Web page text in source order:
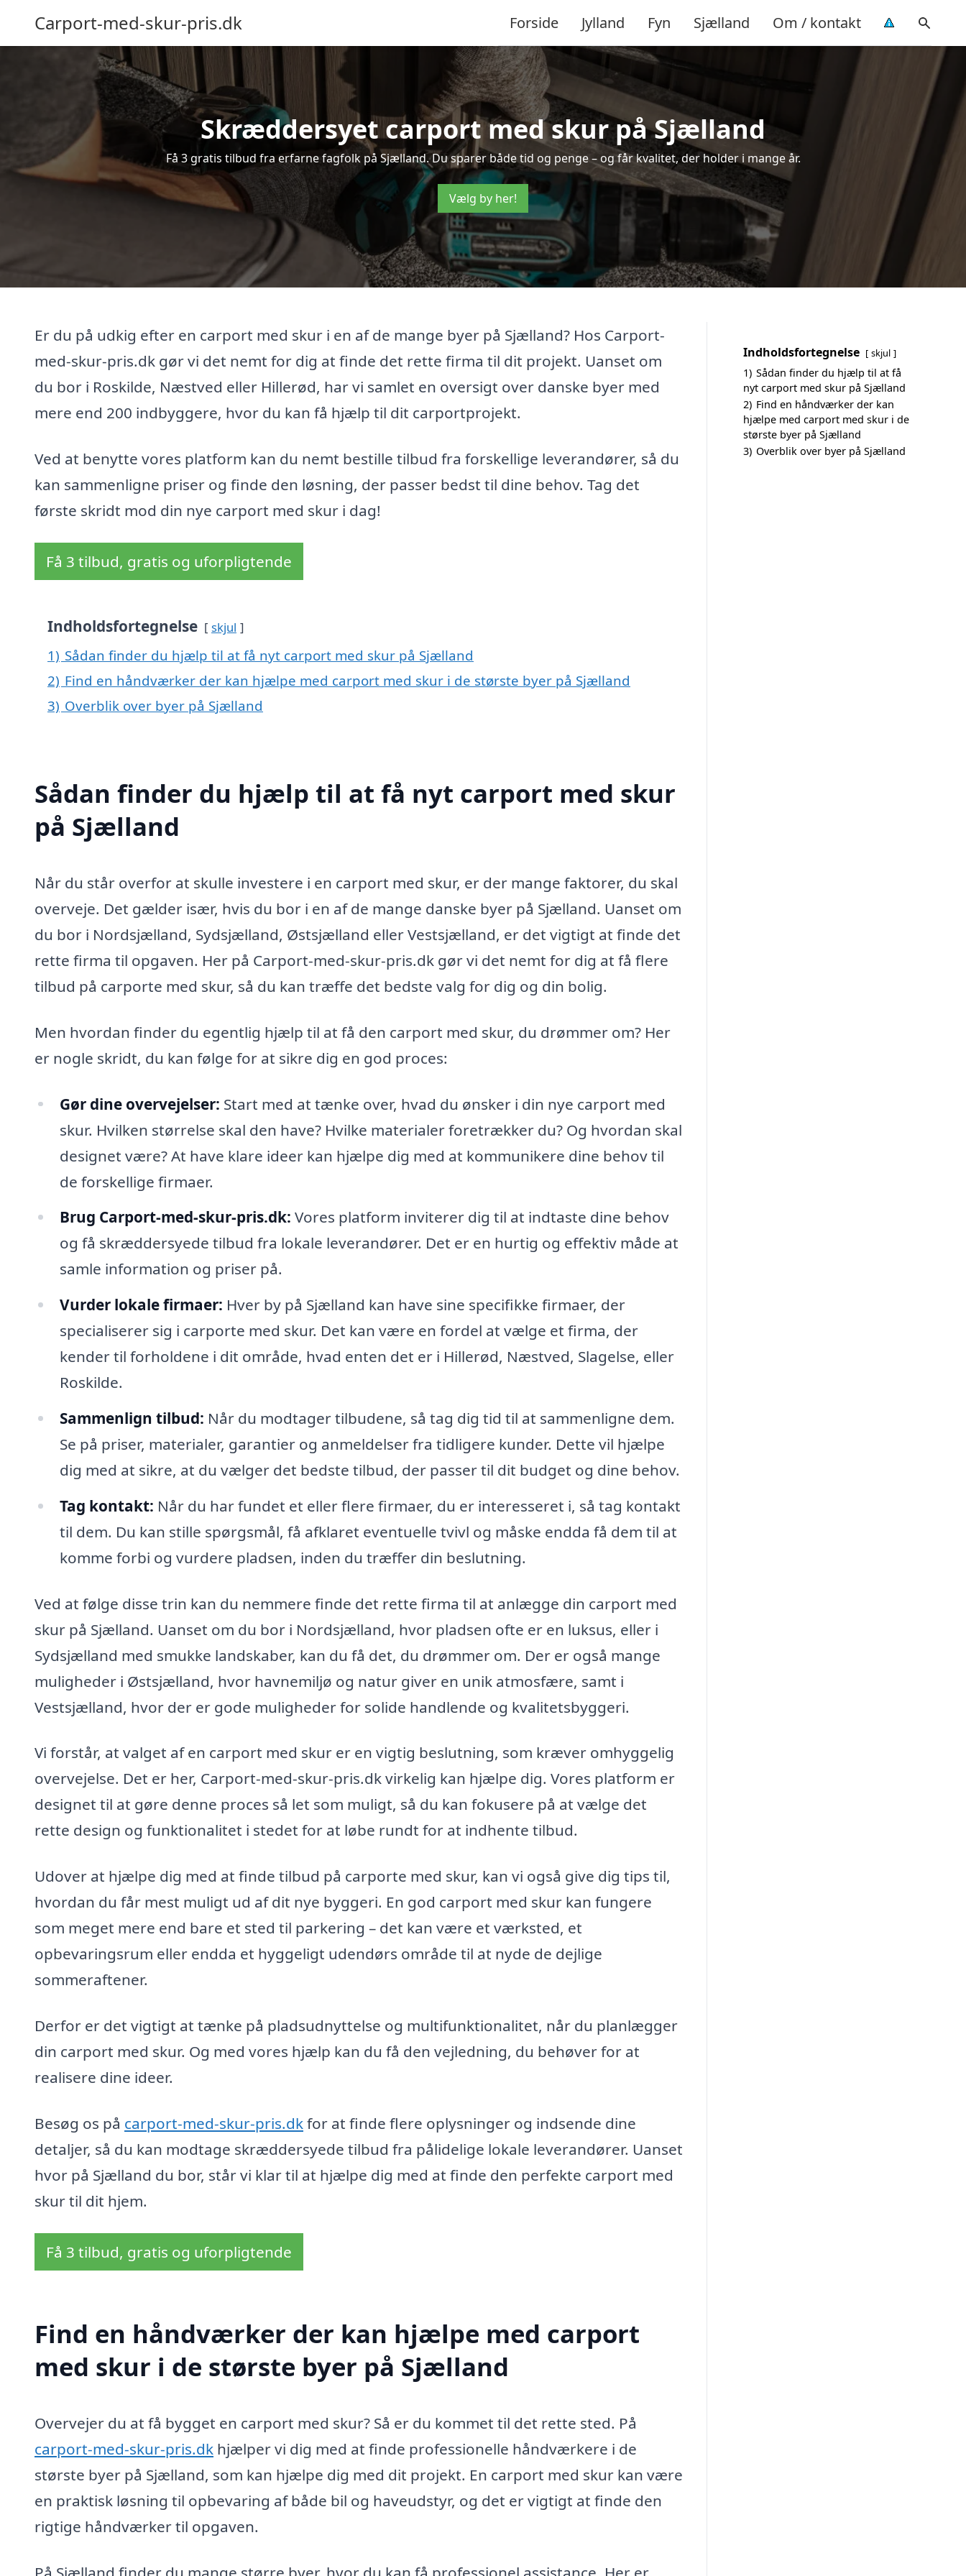
Carport-med-skur-pris.dk Forside Jylland Fyn Sjælland Om / kontakt
Skræddersyet carport med skur på Sjælland
Få 3 gratis tilbud fra erfarne fagfolk på Sjælland. Du sparer både tid og penge – og får kvalitet, der holder i mange år.
Vælg by her!
Er du på udkig efter en carport med skur i en af de mange byer på Sjælland? Hos Carport-
med-skur-pris.dk gør vi det nemt for dig at finde det rette firma til dit projekt. Uanset om
du bor i Roskilde, Næstved eller Hillerød, har vi samlet en oversigt over danske byer med
mere end 200 indbyggere, hvor du kan få hjælp til dit carportprojekt.
Ved at benytte vores platform kan du nemt bestille tilbud fra forskellige leverandører, så du
kan sammenligne priser og finde den løsning, der passer bedst til dine behov. Tag det
første skridt mod din nye carport med skur i dag!
Få 3 tilbud, gratis og uforpligtende
Indholdsfortegnelse skjul
1) Sådan finder du hjælp til at få nyt carport med skur på Sjælland
2) Find en håndværker der kan hjælpe med carport med skur i de største byer på Sjælland
3) Overblik over byer på Sjælland
Sådan finder du hjælp til at få nyt carport med skur
på Sjælland
Når du står overfor at skulle investere i en carport med skur, er der mange faktorer, du skal
overveje. Det gælder især, hvis du bor i en af de mange danske byer på Sjælland. Uanset om
du bor i Nordsjælland, Sydsjælland, Østsjælland eller Vestsjælland, er det vigtigt at finde det
rette firma til opgaven. Her på Carport-med-skur-pris.dk gør vi det nemt for dig at få flere
tilbud på carporte med skur, så du kan træffe det bedste valg for dig og din bolig.
Men hvordan finder du egentlig hjælp til at få den carport med skur, du drømmer om? Her
er nogle skridt, du kan følge for at sikre dig en god proces:
Gør dine overvejelser: Start med at tænke over, hvad du ønsker i din nye carport med
skur. Hvilken størrelse skal den have? Hvilke materialer foretrækker du? Og hvordan skal
designet være? At have klare ideer kan hjælpe dig med at kommunikere dine behov til
de forskellige firmaer.
Brug Carport-med-skur-pris.dk: Vores platform inviterer dig til at indtaste dine behov
og få skræddersyede tilbud fra lokale leverandører. Det er en hurtig og effektiv måde at
samle information og priser på.
Vurder lokale firmaer: Hver by på Sjælland kan have sine specifikke firmaer, der
specialiserer sig i carporte med skur. Det kan være en fordel at vælge et firma, der
kender til forholdene i dit område, hvad enten det er i Hillerød, Næstved, Slagelse, eller
Roskilde.
Sammenlign tilbud: Når du modtager tilbudene, så tag dig tid til at sammenligne dem.
Se på priser, materialer, garantier og anmeldelser fra tidligere kunder. Dette vil hjælpe
dig med at sikre, at du vælger det bedste tilbud, der passer til dit budget og dine behov.
Tag kontakt: Når du har fundet et eller flere firmaer, du er interesseret i, så tag kontakt
til dem. Du kan stille spørgsmål, få afklaret eventuelle tvivl og måske endda få dem til at
komme forbi og vurdere pladsen, inden du træffer din beslutning.
Ved at følge disse trin kan du nemmere finde det rette firma til at anlægge din carport med
skur på Sjælland. Uanset om du bor i Nordsjælland, hvor pladsen ofte er en luksus, eller i
Sydsjælland med smukke landskaber, kan du få det, du drømmer om. Der er også mange
muligheder i Østsjælland, hvor havnemiljø og natur giver en unik atmosfære, samt i
Vestsjælland, hvor der er gode muligheder for solide handlende og kvalitetsbyggeri.
Vi forstår, at valget af en carport med skur er en vigtig beslutning, som kræver omhyggelig
overvejelse. Det er her, Carport-med-skur-pris.dk virkelig kan hjælpe dig. Vores platform er
designet til at gøre denne proces så let som muligt, så du kan fokusere på at vælge det
rette design og funktionalitet i stedet for at løbe rundt for at indhente tilbud.
Udover at hjælpe dig med at finde tilbud på carporte med skur, kan vi også give dig tips til,
hvordan du får mest muligt ud af dit nye byggeri. En god carport med skur kan fungere
som meget mere end bare et sted til parkering – det kan være et værksted, et
opbevaringsrum eller endda et hyggeligt udendørs område til at nyde de dejlige
sommeraftener.
Derfor er det vigtigt at tænke på pladsudnyttelse og multifunktionalitet, når du planlægger
din carport med skur. Og med vores hjælp kan du få den vejledning, du behøver for at
realisere dine ideer.
Besøg os på carport-med-skur-pris.dkfor at finde flere oplysninger og indsende dine
detaljer, så du kan modtage skræddersyede tilbud fra pålidelige lokale leverandører. Uanset
hvor på Sjælland du bor, står vi klar til at hjælpe dig med at finde den perfekte carport med
skur til dit hjem.
Få 3 tilbud, gratis og uforpligtende
Find en håndværker der kan hjælpe med carport
med skur i de største byer på Sjælland
Overvejer du at få bygget en carport med skur? Så er du kommet til det rette sted. På
carport-med-skur-pris.dk hjælper vi dig med at finde professionelle håndværkere i de
største byer på Sjælland, som kan hjælpe dig med dit projekt. En carport med skur kan være
en praktisk løsning til opbevaring af både bil og haveudstyr, og det er vigtigt at finde den
rigtige håndværker til opgaven.
Indholdsfortegnelse skjul
1) Sådan finder du hjælp til at få
nyt carport med skur på Sjælland
2) Find en håndværker der kan
hjælpe med carport med skur i de
største byer på Sjælland
3) Overblik over byer på Sjælland